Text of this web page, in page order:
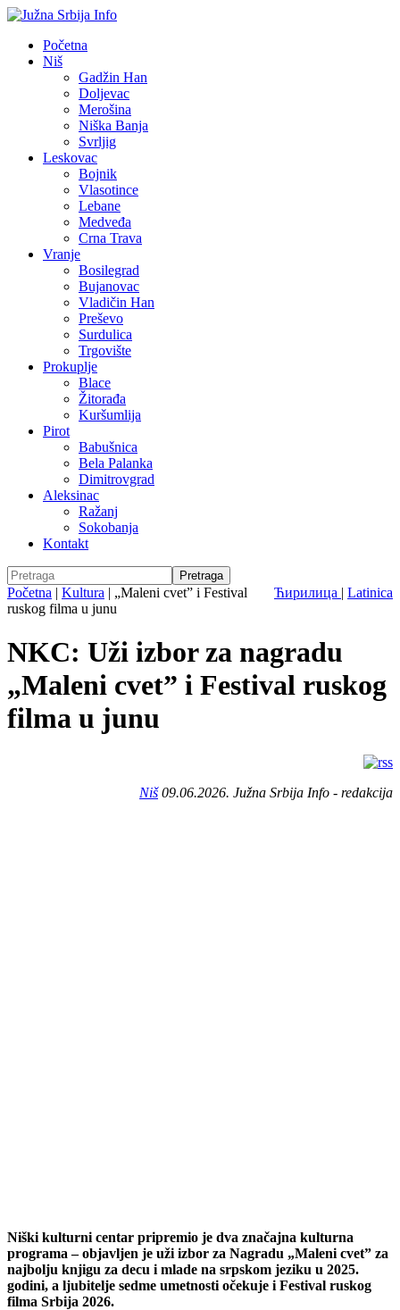
Početna
Niš
Gadžin Han
Doljevac
Merošina
Niška Banja
Svrljig
Leskovac
Bojnik
Vlasotince
Lebane
Medveđa
Crna Trava
Vranje
Bosilegrad
Bujanovac
Vladičin Han
Preševo
Surdulica
Trgovište
Prokuplje
Blace
Žitorađa
Kuršumlija
Pirot
Babušnica
Bela Palanka
Dimitrovgrad
Aleksinac
Ražanj
Sokobanja
Kontakt
Ћирилица | Latinica
Početna | Kultura | „Maleni cvet” i Festival
ruskog filma u junu
NKC: Uži izbor za nagradu
„Maleni cvet” i Festival ruskog
filma u junu
Niš09.06.2026. Južna Srbija Info - redakcija
Niški kulturni centar pripremio je dva značajna kulturna
programa – objavljen je uži izbor za Nagradu „Maleni cvet” za
najbolju knjigu za decu i mlade na srpskom jeziku u 2025.
godini, a ljubitelje sedme umetnosti očekuje i Festival ruskog
filma Srbija 2026.